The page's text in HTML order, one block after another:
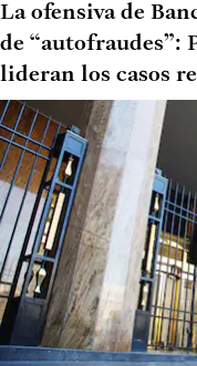
La ofensiva de
de “autofraudes”:
lideran los casos